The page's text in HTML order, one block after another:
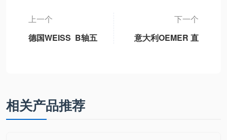
上一个
德国WEISS B轴五
重型B轴、3DB6通
用型B轴
下一个
意大利OEMER 直
相关产品推荐